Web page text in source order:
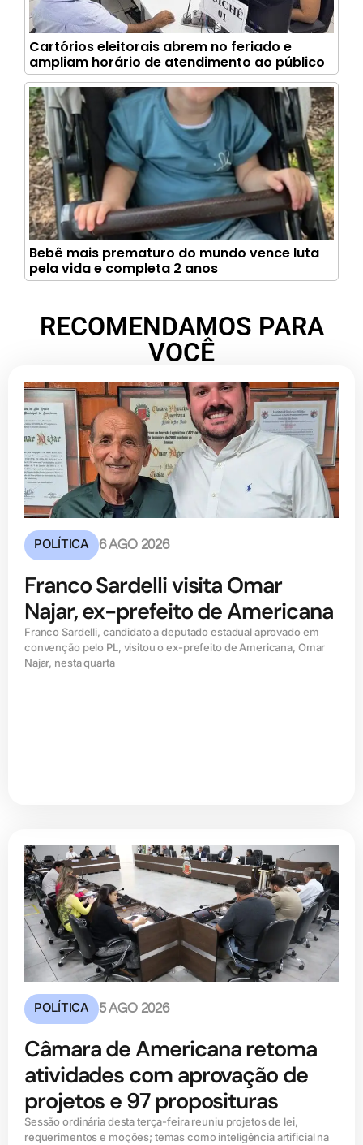
Cartórios eleitorais abrem no feriado e
ampliam horário de atendimento ao público
Bebê mais prematuro do mundo vence luta
pela vida e completa 2 anos
RECOMENDAMOS PARA
VOCÊ
POLÍTICA 6 AGO 2026
Franco Sardelli visita Omar
Najar, ex-prefeito de Americana
Franco Sardelli, candidato a deputado estadual aprovado em
convenção pelo PL, visitou o ex-prefeito de Americana, Omar
Najar, nesta quarta
POLÍTICA 5 AGO 2026
Câmara de Americana retoma
atividades com aprovação de
projetos e 97 proposituras
Sessão ordinária desta terça-feira reuniu projetos de lei,
requerimentos e moções; temas como inteligência artificial na